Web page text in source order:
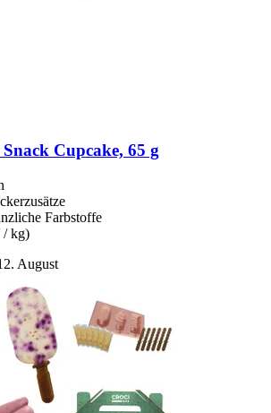
Cupcake, 65 g
Farbstoffe
/ kg)
August